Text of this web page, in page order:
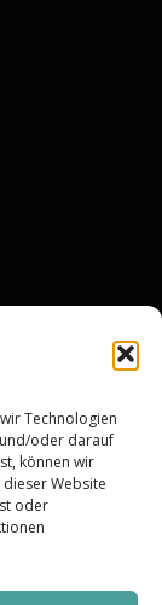
Technologien
oder darauf
können wir
Website
oder